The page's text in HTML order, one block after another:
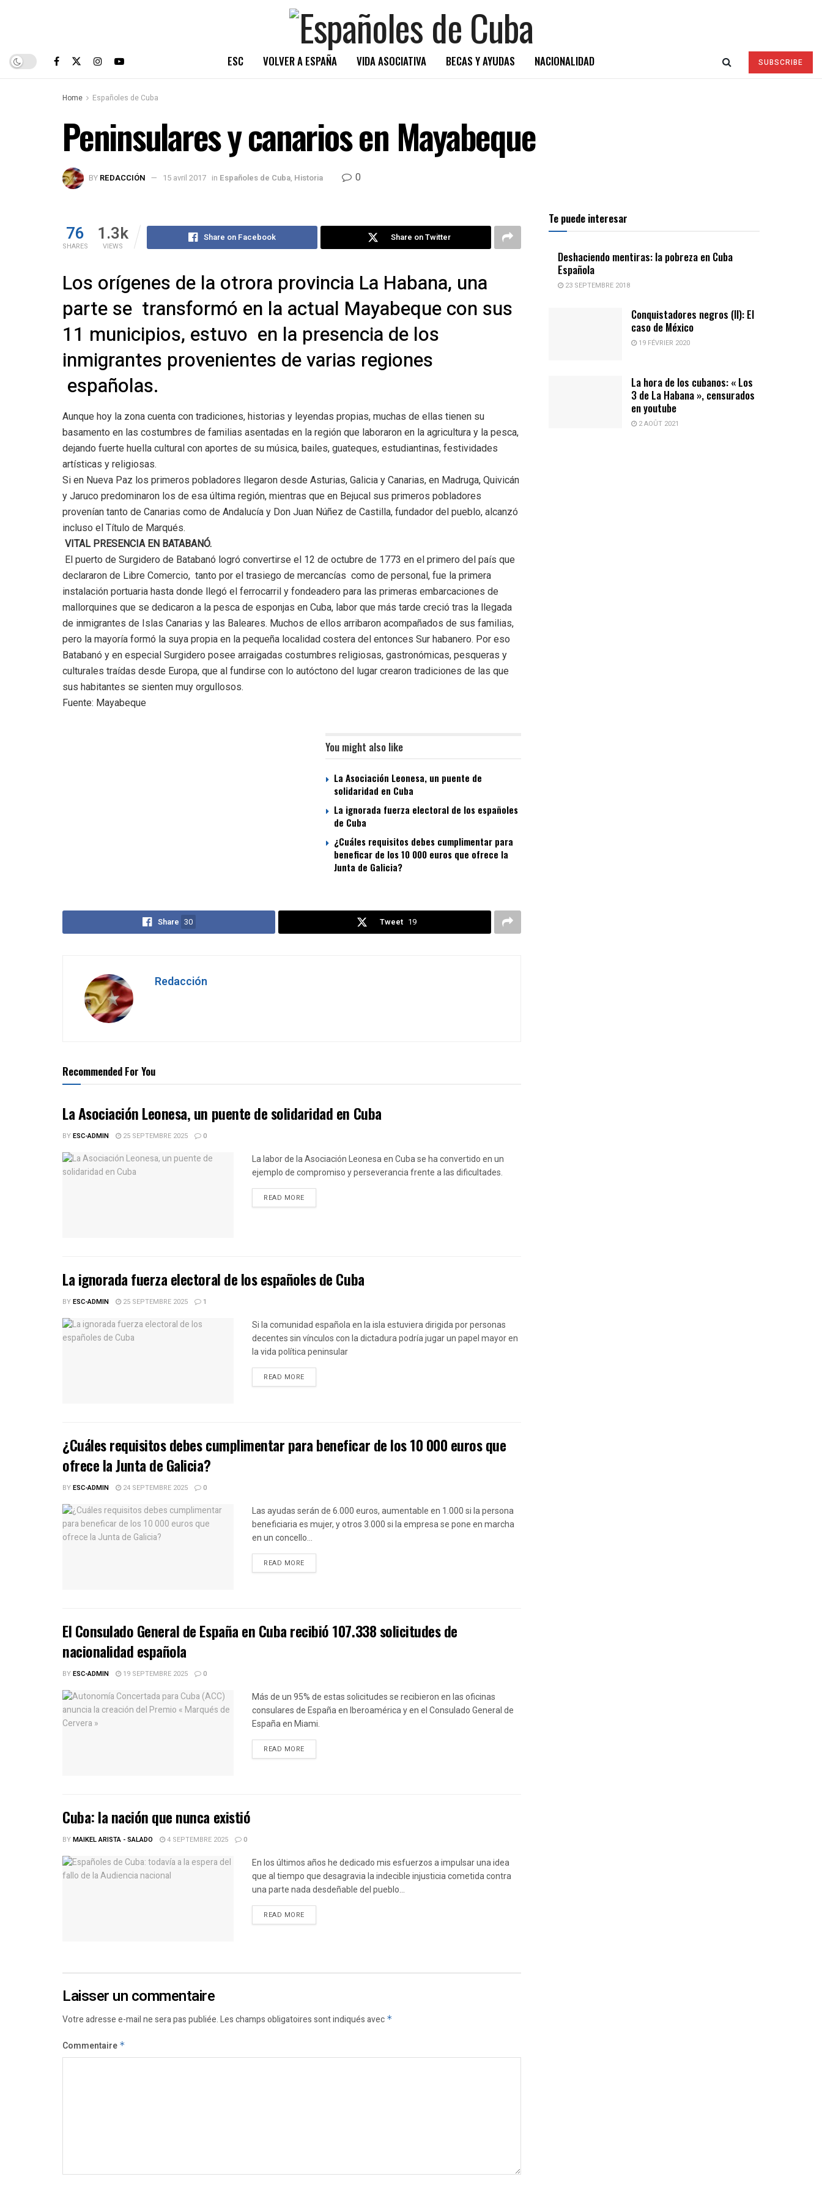
ESC VOLVER A ESPAÑA VIDA ASOCIATIVA BECAS Y AYUDAS NACIONALIDAD SUBSCRIBE
Home Españoles de Cuba
Peninsulares y canarios en Mayabeque
BY REDACCIÓN 15 avril 2017 in Españoles de Cuba, Historia 0
76
SHARES
1.3k
VIEWS
Share on Facebook Share on Twitter
Los orígenes de la otrora provincia La Habana, una
parte se transformó en la actual Mayabeque con sus
11 municipios, estuvo en la presencia de los
inmigrantes provenientes de varias regiones
españolas.
Aunque hoy la zona cuenta con tradiciones, historias y leyendas propias, muchas de ellas tienen su
basamento en las costumbres de familias asentadas en la región que laboraron en la agricultura y la pesca,
dejando fuerte huella cultural con aportes de su música, bailes, guateques, estudiantinas, festividades
artísticas y religiosas.
Si en Nueva Paz los primeros pobladores llegaron desde Asturias, Galicia y Canarias, en Madruga, Quivicán
y Jaruco predominaron los de esa última región, mientras que en Bejucal sus primeros pobladores
provenían tanto de Canarias como de Andalucía y Don Juan Núñez de Castilla, fundador del pueblo, alcanzó
incluso el Título de Marqués.
VITAL PRESENCIA EN BATABANÓ.
El puerto de Surgidero de Batabanó logró convertirse el 12 de octubre de 1773 en el primero del país que
declararon de Libre Comercio, tanto por el trasiego de mercancías como de personal, fue la primera
instalación portuaria hasta donde llegó el ferrocarril y fondeadero para las primeras embarcaciones de
mallorquines que se dedicaron a la pesca de esponjas en Cuba, labor que más tarde creció tras la llegada
de inmigrantes de Islas Canarias y las Baleares. Muchos de ellos arribaron acompañados de sus familias,
pero la mayoría formó la suya propia en la pequeña localidad costera del entonces Sur habanero. Por eso
Batabanó y en especial Surgidero posee arraigadas costumbres religiosas, gastronómicas, pesqueras y
culturales traídas desde Europa, que al fundirse con lo autóctono del lugar crearon tradiciones de las que
sus habitantes se sienten muy orgullosos.
Fuente: Mayabeque
You might also like
La Asociación Leonesa, un puente de
solidaridad en Cuba
La ignorada fuerza electoral de los españoles
de Cuba
¿Cuáles requisitos debes cumplimentar para
beneficar de los 10 000 euros que ofrece la
Junta de Galicia?
Share 30 Tweet 19
Redacción
Recommended For You
La Asociación Leonesa, un puente de solidaridad en Cuba
BYESC-ADMIN 25 SEPTEMBRE 2025 0
La labor de la Asociación Leonesa en Cuba se ha convertido en un
ejemplo de compromiso y perseverancia frente a las dificultades.
READ MOREDETAILS
La ignorada fuerza electoral de los españoles de Cuba
BYESC-ADMIN 25 SEPTEMBRE 2025 1
Si la comunidad española en la isla estuviera dirigida por personas
decentes sin vínculos con la dictadura podría jugar un papel mayor en
la vida política peninsular
READ MOREDETAILS
¿Cuáles requisitos debes cumplimentar para beneficar de los 10 000 euros que
ofrece la Junta de Galicia?
BYESC-ADMIN 24 SEPTEMBRE 2025 0
Las ayudas serán de 6.000 euros, aumentable en 1.000 si la persona
beneficiaria es mujer, y otros 3.000 si la empresa se pone en marcha
en un concello...
READ MOREDETAILS
El Consulado General de España en Cuba recibió 107.338 solicitudes de
nacionalidad española
BYESC-ADMIN 19 SEPTEMBRE 2025 0
Más de un 95% de estas solicitudes se recibieron en las oficinas
consulares de España en Iberoamérica y en el Consulado General de
España en Miami.
READ MOREDETAILS
Cuba: la nación que nunca existió
BYMAIKEL ARISTA - SALADO 4 SEPTEMBRE 2025 0
En los últimos años he dedicado mis esfuerzos a impulsar una idea
que al tiempo que desagravia la indecible injusticia cometida contra
una parte nada desdeñable del pueblo...
READ MOREDETAILS
Laisser un commentaire
Votre adresse e-mail ne sera pas publiée.Les champs obligatoires sont indiqués avec *
Commentaire *
Te puede interesar
Deshaciendo mentiras: la pobreza en Cuba
Española
23 SEPTEMBRE 2018
Conquistadores negros (II): El
caso de México
19 FÉVRIER 2020
La hora de los cubanos: « Los
3 de La Habana », censurados
en youtube
2 AOÛT 2021